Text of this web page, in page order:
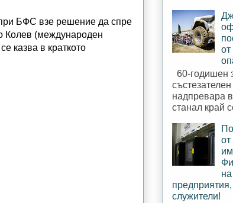
БФС взе решение да спре
Колев (международен
казва в краткото
от
60-годишен
надпревара
станал край
служители!